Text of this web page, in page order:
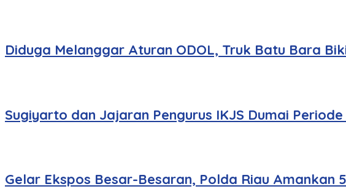
Diduga Melanggar Aturan ODOL, Truk Batu Bara
Sugiyarto dan Jajaran Pengurus IKJS Dumai
Gelar Ekspos Besar-Besaran, Polda Riau Amankan